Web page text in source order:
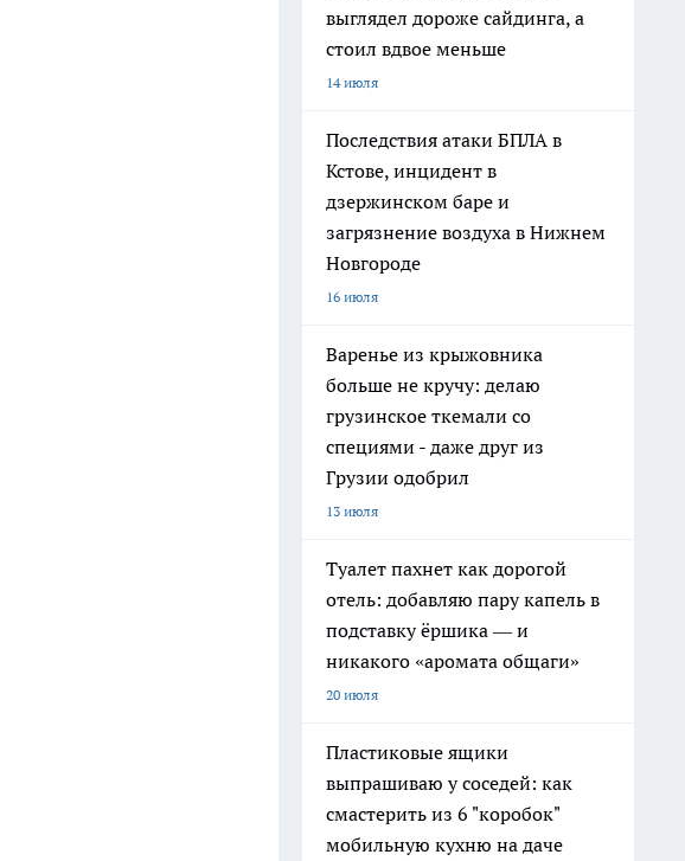
выглядел дороже сайдинга, а
стоил вдвое меньше
14 июля
Последствия атаки БПЛА в
Кстове, инцидент в
дзержинском баре и
загрязнение воздуха в Нижнем
Новгороде
16 июля
Варенье из крыжовника
больше не кручу: делаю
грузинское ткемали со
специями - даже друг из
Грузии одобрил
13 июля
Туалет пахнет как дорогой
отель: добавляю пару капель в
подставку ёршика — и
никакого «аромата общаги»
20 июля
Пластиковые ящики
выпрашиваю у соседей: как
смастерить из 6 "коробок"
мобильную кухню на даче